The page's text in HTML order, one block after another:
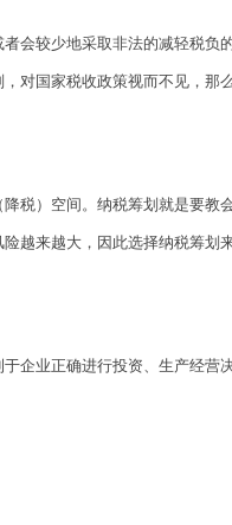
较少地采取非法的减轻税
国家税收政策视而不见，
）空间。纳税筹划就是要
来越大，因此选择纳税筹
企业正确进行投资、生产经